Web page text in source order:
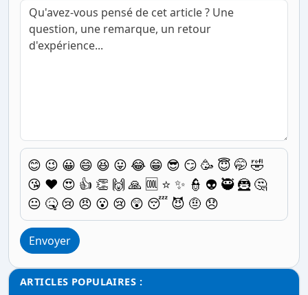
😊 😉 😀 😄 😆 😛 😂 😁 😎 😏 🥳 😇 🤭 🤣
😘 ❤️ 😍 👍 👏 🙌 🙏 🆒 ⭐ ✨ 👮 👽 🥷 🦹 🤔
😐 🤒 😢 😠 😮 😢 😲 😴 😈 🤨 😞
Envoyer
ARTICLES POPULAIRES :